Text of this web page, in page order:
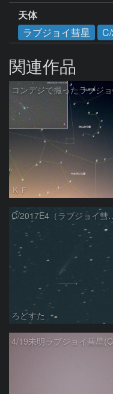
天体
ラブジョイ彗星
関連作品
コ
ＫＦ
C/2017E4
ろどすた